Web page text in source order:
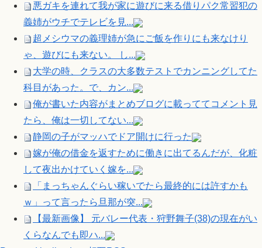
悪ガキを連れて我が家に遊びに来る借りパク常習犯の
義姉がウチでテレビを見...
超メシウマの義理姉が急にご飯を作りにも来なけり
ゃ、遊びにも来ない。 し...
大学の時、クラスの大多数テストでカンニングしてた
科目があった。で、カン...
俺が書いた内容がまとめブログに載っててコメント見
たら、俺は一切してない...
静岡の子がマッハでドア開けに行った
嫁が俺の借金を返すために働きに出てるんだが、化粧
して夜出かけていく嫁を...
「まっちゃんぐらい稼いでたら最終的には許すかも
ｗ」って言ったら旦那が突...
【最新画像】 元バレー代表・狩野舞子(38)の現在がい
くらなんでも即ハ...